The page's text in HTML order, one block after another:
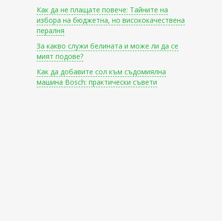
Как да не плащате повече: Тайните на
избора на бюджетна, но висококачествена
пералня
За какво служи белината и може ли да се
мият подове?
Как да добавите сол към съдомиялна
машина Bosch: практически съвети